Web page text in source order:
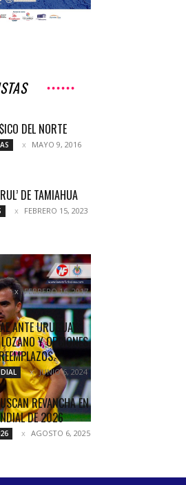
DEL NORTE
MAYO 9, 2016
DE TAMIAHUA
FEBRERO 15, 2023
PUESTA EN EL
CLÁSICO!
FEBRERO 16, 2017
ANTE URUGUAY:
Y OPCIONES
JUNIO 6, 2024
REVANCHA EN
DE 2026
AGOSTO 6, 2025